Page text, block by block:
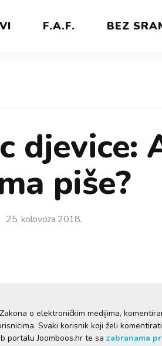
F.A.F. BEZ
djevice:
piše?
25. kolovoza 2018.
o elektroničkim medijima,
Svaki korisnik koji želi
portalu Joomboos.hr te sa zabranama